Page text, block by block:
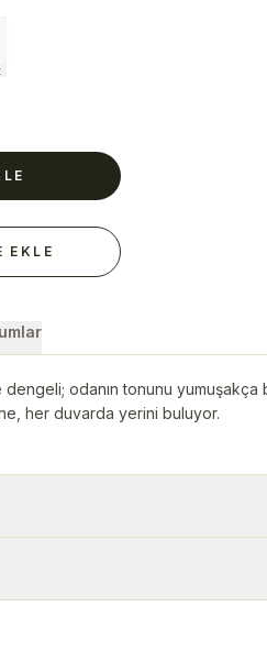
EKLE
odanın tonunu yumuşakça
her duvarda yerini buluyor.